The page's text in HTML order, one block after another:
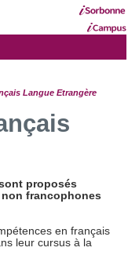
Langue Etrangère
proposés
francophones
en français
leur cursus à la